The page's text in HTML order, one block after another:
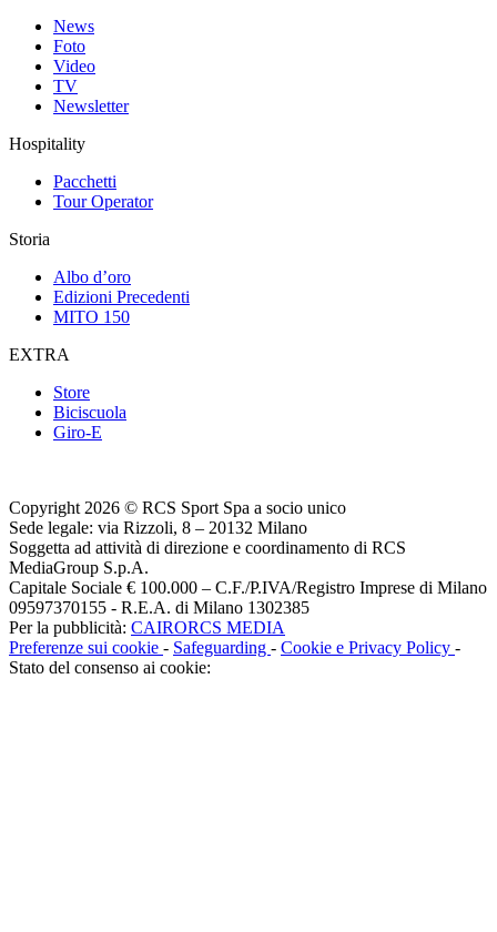
News
Foto
Video
TV
Newsletter
Hospitality
Pacchetti
Tour Operator
Storia
Albo d’oro
Edizioni Precedenti
MITO 150
EXTRA
Store
Biciscuola
Giro-E
Copyright 2026 © RCS Sport Spa a socio unico
Sede legale: via Rizzoli, 8 – 20132 Milano
Soggetta ad attività di direzione e coordinamento di RCS
MediaGroup S.p.A.
Capitale Sociale € 100.000 – C.F./P.IVA/Registro Imprese di Milano
09597370155 - R.E.A. di Milano 1302385
Per la pubblicità: CAIRORCS MEDIA
Preferenze sui cookie - Safeguarding - Cookie e Privacy Policy -
Stato del consenso ai cookie: